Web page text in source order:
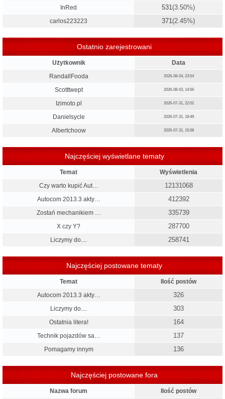
InRed 531(3.50%)
carlos223223 371(2.45%)
Ostatnio zarejestrowani
Użytkownik
Data
RandallFooda
2026-08-04, 23:54
Scotttwept 2026-08-03, 14:56
Izimoto.pl 2026-07-31, 22:02
Danielsycle 2026-07-31, 19:49
Albertchoow 2026-07-31, 15:08
Najczęściej wyświetlane tematy
Temat
Wyświetlenia
Czy warto kupić Aut…
12131068
Autocom 2013.3 akty… 412392
Zostań mechanikiem … 335739
X czy Y? 287700
Liczymy do.... 258741
Najczęściej postowane tematy
Temat
Ilość postów
Autocom 2013.3 akty…
326
Liczymy do.... 303
Ostatnia litera! 164
Technik pojazdów sa… 137
Pomagamy innym 136
Najczęściej postowane fora
Nazwa forum
Ilość postów